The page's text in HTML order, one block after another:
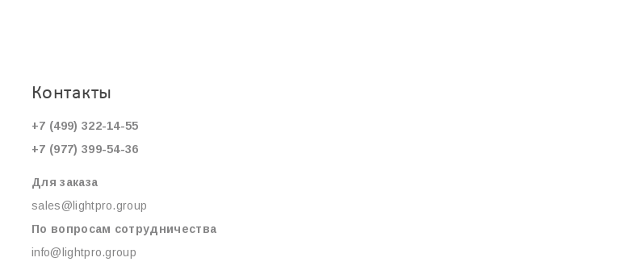
Контакты
+7 (499) 322-14-55
+7 (977) 399-54-36
Для заказа
sales@lightpro.group
По вопросам сотрудничества
info@lightpro.group